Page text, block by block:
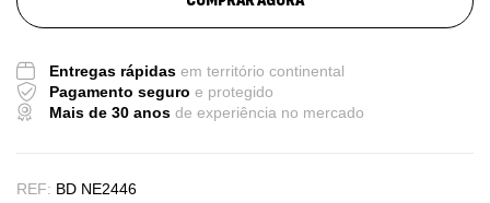
Entregas rápidas em território continental
Pagamento seguro e protegido
Mais de 30 anos de experiência no mercado
REF: BD NE2446